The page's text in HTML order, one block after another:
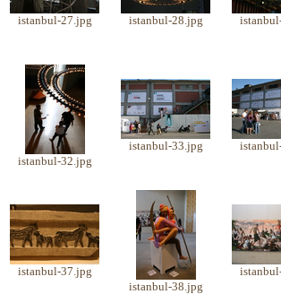
istanbul-27.jpg istanbul-28.jpg
istanbul-32.jpg
istanbul-33.jpg
istanbul-37.jpg
istanbul-38.jpg